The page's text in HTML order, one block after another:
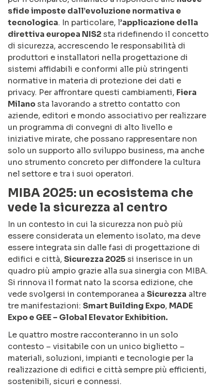
sfide imposte dall’evoluzione normativa e
tecnologica. In particolare, l’applicazione della
direttiva europea NIS2sta ridefinendo il concetto
di sicurezza, accrescendo le responsabilità di
produttori e installatori nella progettazione di
sistemi affidabili e conformi alle più stringenti
normative in materia di protezione dei dati e
privacy. Per affrontare questi cambiamenti, Fiera
Milanosta lavorando a stretto contatto con
aziende, editori e mondo associativo per realizzare
un programma di convegni di alto livello e
iniziative mirate, che possano rappresentare non
solo un supporto allo sviluppo business, ma anche
uno strumento concreto per diffondere la cultura
nel settore e tra i suoi operatori.
MIBA 2025: un ecosistema che
vede la sicurezza al centro
In un contesto in cui la sicurezza non può più
essere considerata un elemento isolato, ma deve
essere integrata sin dalle fasi di progettazione di
edifici e città, Sicurezza 2025si inserisce in un
quadro più ampio grazie alla sua sinergia con MIBA.
Si rinnova il format nato la scorsa edizione, che
vede svolgersi in contemporanea a Sicurezza altre
tre manifestazioni: Smart Building Expo, MADE
Expo e GEE – Global Elevator Exhibition.
Le quattro mostre racconteranno in un solo
contesto – visitabile con un unico biglietto –
materiali, soluzioni, impianti e tecnologie per la
realizzazione di edifici e città sempre più efficienti,
sostenibili, sicuri e connessi.